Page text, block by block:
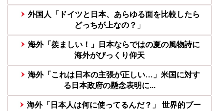
外国人「ドイツと日本、あらゆる面を比較したら
どっちが上なの？」
海外「羨ましい！」日本ならではの夏の風物詩に
海外がびっくり仰天
海外「これは日本の主張が正しい…」米国に対す
る日本政府の懸念表明に...
海外「日本人は何に使ってるんだ？」 世界的ブー